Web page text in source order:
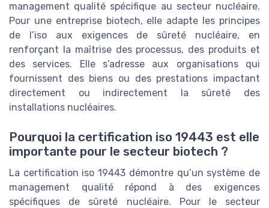
management qualité spécifique au secteur nucléaire.
Pour une entreprise biotech, elle adapte les principes
de l’iso aux exigences de sûreté nucléaire, en
renforçant la maîtrise des processus, des produits et
des services. Elle s’adresse aux organisations qui
fournissent des biens ou des prestations impactant
directement ou indirectement la sûreté des
installations nucléaires.
Pourquoi la certification iso 19443 est elle
importante pour le secteur biotech ?
La certification iso 19443 démontre qu’un système de
management qualité répond à des exigences
spécifiques de sûreté nucléaire. Pour le secteur